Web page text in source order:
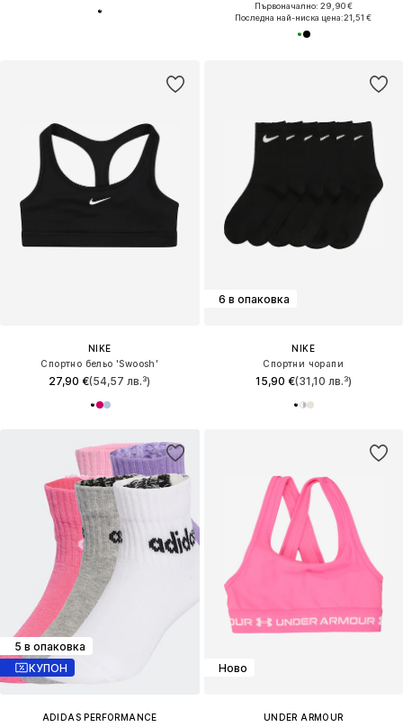
Първоначално: 29,90 €
Последна най-ниска цена:21,51 €
NIKE
Спортно бельо 'Swoosh'
27,90 €(54,57 лв.³)
6 в опаковка
NIKE
Спортни чорапи
15,90 €(31,10 лв.³)
5 в опаковка
КУПОН
ADIDAS PERFORMANCE
Ново
UNDER ARMOUR